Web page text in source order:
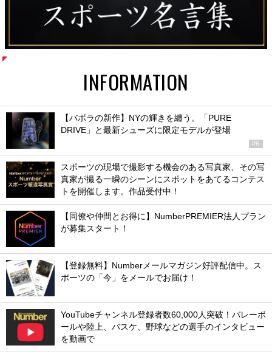
INFORMATION
【バボラの新作】NYの輝きを纏う。「PURE
DRIVE」と最新シューズに限定モデルが登場
PR
スポーツの現場で撮影する機会のある写真家、その写
真家が撮る一瞬のシーンにスポットをあてるコンテス
トを開催します。作品受付中！
【同僚や仲間とお得に】NumberPREMIER法人プラン
が募集スタート！
【登録無料】Numberメールマガジン好評配信中。ス
ポーツの「今」をメールでお届け！
YouTubeチャンネル登録者数60,000人突破！バレーボ
ールや陸上、バスケ、野球などの選手のインタビュー
を動画で